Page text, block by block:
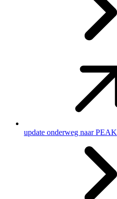
update onderweg naar PEAK